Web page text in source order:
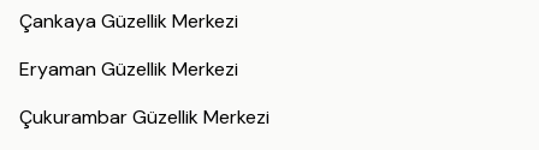
Çankaya Güzellik Merkezi
Eryaman Güzellik Merkezi
Çukurambar Güzellik Merkezi